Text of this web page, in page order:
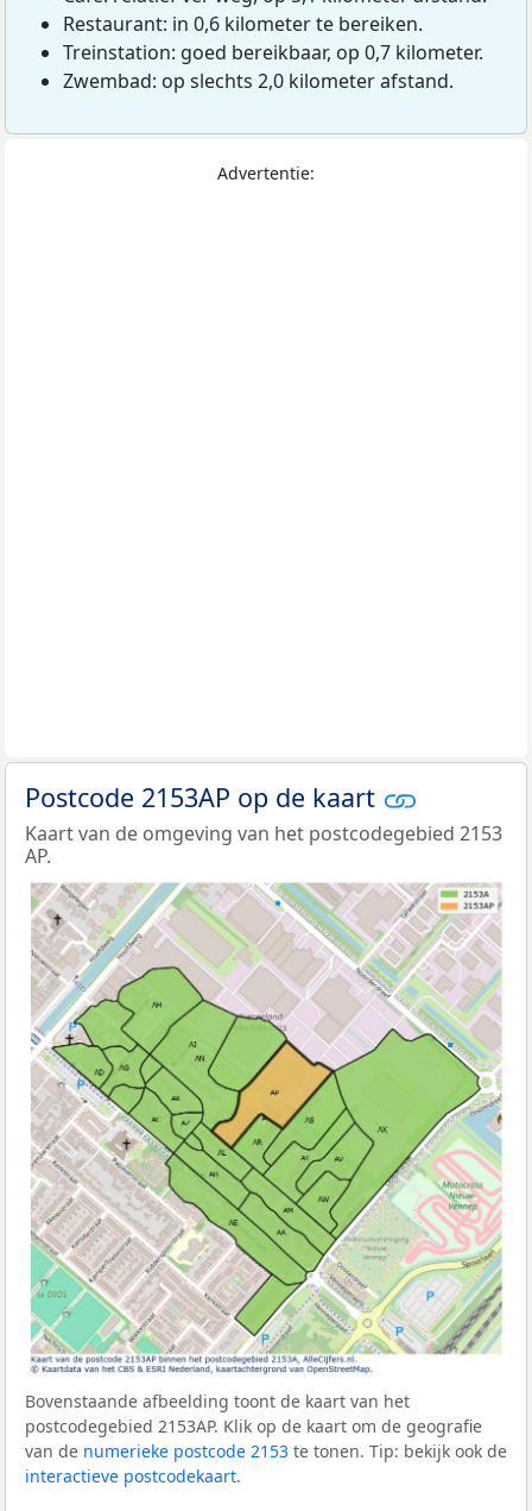
Restaurant: in 0,6 kilometer te bereiken.
Treinstation: goed bereikbaar, op 0,7 kilometer.
Zwembad: op slechts 2,0 kilometer afstand.
Advertentie:
Postcode 2153AP op de kaart
Kaart van de omgeving van het postcodegebied 2153
AP.
Bovenstaande afbeelding toont de kaart van het
postcodegebied 2153AP. Klik op de kaart om de geografie
van de numerieke postcode 2153 te tonen. Tip: bekijk ook de
interactieve postcodekaart.